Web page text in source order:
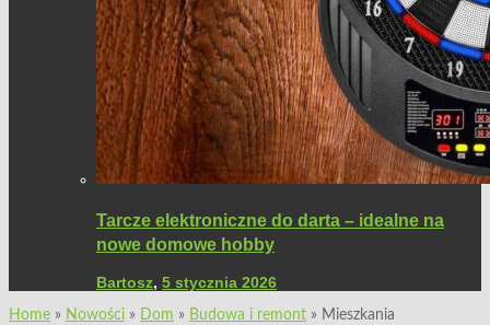
Tarcze elektroniczne do darta – idealne na
nowe domowe hobby
Bartosz, 5 stycznia 2026
Home » Nowości » Dom » Budowa i remont » Mieszkania